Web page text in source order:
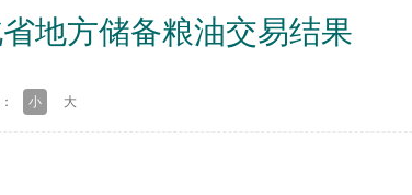
地方储备粮油交易结果
小 大